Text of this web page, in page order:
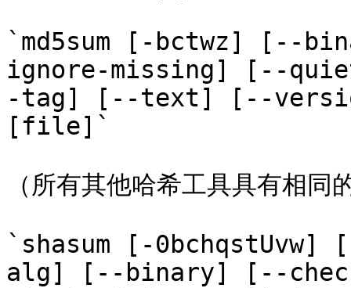
`md5sum [-bctwz] [--
ignore-missing] [--
-tag] [--text] [--
[file]`
（所有其他哈希工具具有相同
`shasum [-
alg] [--binary] [--